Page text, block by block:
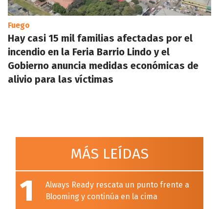
Fuego
Hay casi 15 mil familias afectadas por el
incendio en la Feria Barrio Lindo y el
Gobierno anuncia medidas económicas de
alivio para las víctimas
MÁS LEÍDAS
1
Always Ready rescata un punto frente a
Blooming y continúa en la cima